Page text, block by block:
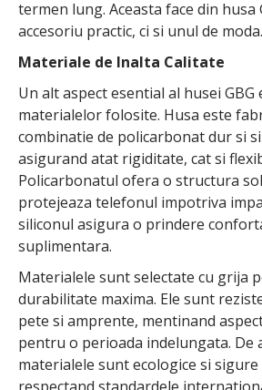
termen lung. Aceasta face din husa
accesoriu practic, ci si unul de moda.
Materiale de Inalta Calitate
Un alt aspect esential al husei GBG
materialelor folosite. Husa este
combinatie de policarbonat dur si
asigurand atat rigiditate, cat si
Policarbonatul ofera o structura
protejeaza telefonul impotriva
siliconul asigura o prindere
suplimentara.
Materialele sunt selectate cu grija
durabilitate maxima. Ele sunt
pete si amprente, mentinand
pentru o perioada indelungata. De
materialele sunt ecologice si